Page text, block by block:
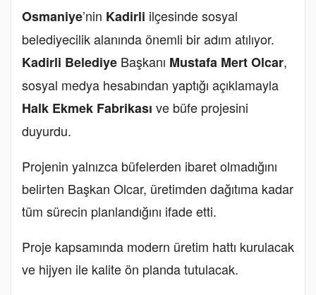
Osmaniye’nin Kadirli ilçesinde sosyal
belediyecilik alanında önemli bir adım atılıyor.
Kadirli Belediye Başkanı Mustafa Mert Olcar,
sosyal medya hesabından yaptığı açıklamayla
Halk Ekmek Fabrikası ve büfe projesini
duyurdu.
Projenin yalnızca büfelerden ibaret olmadığını
belirten Başkan Olcar, üretimden dağıtıma kadar
tüm sürecin planlandığını ifade etti.
Proje kapsamında modern üretim hattı kurulacak
ve hijyen ile kalite ön planda tutulacak.